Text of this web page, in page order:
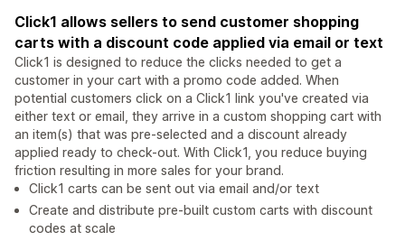
Click1 allows sellers to send customer shopping
carts with a discount code applied via email or text
Click1 is designed to reduce the clicks needed to get a
customer in your cart with a promo code added. When
potential customers click on a Click1 link you've created via
either text or email, they arrive in a custom shopping cart with
an item(s) that was pre-selected and a discount already
applied ready to check-out. With Click1, you reduce buying
friction resulting in more sales for your brand.
Click1 carts can be sent out via email and/or text
Create and distribute pre-built custom carts with discount
codes at scale